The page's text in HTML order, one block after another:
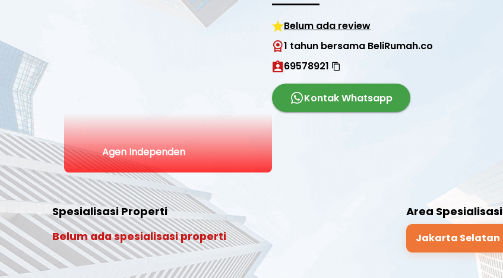
Agen Independen
Belum ada review
1 tahun bersama BeliRumah.co
69578921
Kontak Whatsapp
Spesialisasi Properti
Belum ada spesialisasi properti
Area Spesialisasi
Jakarta Selatan